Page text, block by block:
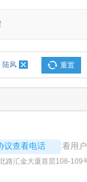
陆风 重置
议查看电话
1247 查看用
路汇金大厦首层108-109